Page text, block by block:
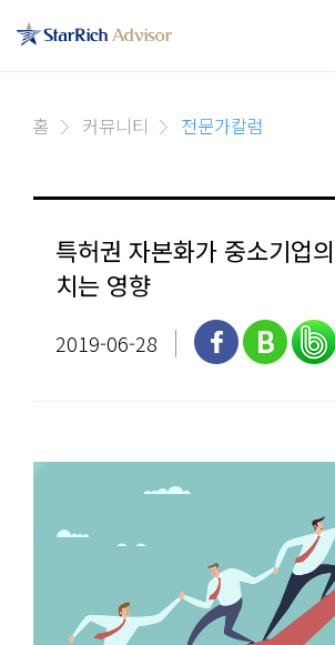
홈 커뮤니티 전문가칼럼
특허권 자본화가 중소기업
치는 영향
2019-06-28